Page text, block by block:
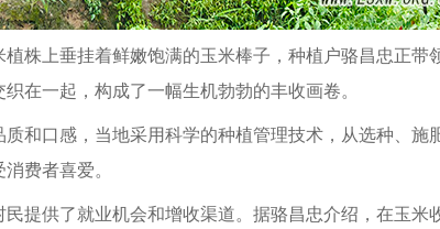
株上垂挂着鲜嫩饱满的玉米棒子，种植户骆昌忠正带
在一起，构成了一幅生机勃勃的丰收画卷。
和口感，当地采用科学的种植管理技术，从选种、
费者喜爱。
提供了就业机会和增收渠道。据骆昌忠介绍，在玉米